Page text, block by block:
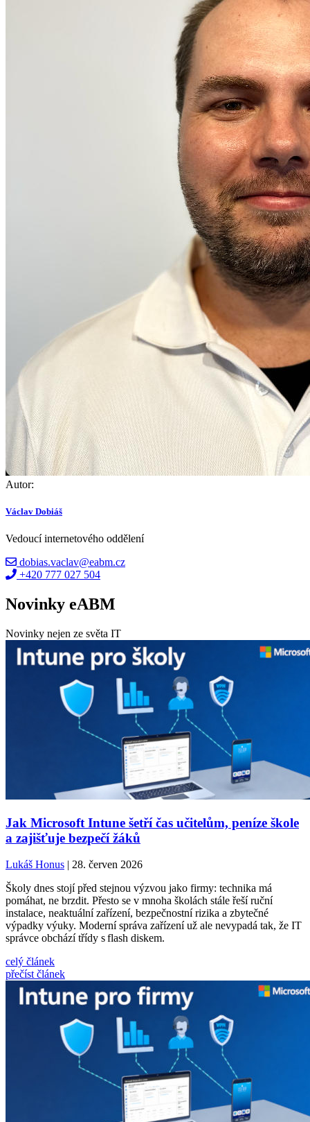
Autor:
Václav Dobiáš
Vedoucí internetového oddělení
dobias.vaclav@eabm.cz
+420 777 027 504
Novinky eABM
Novinky nejen ze světa IT
Jak Microsoft Intune šetří čas učitelům, peníze škole
a zajišťuje bezpečí žáků
Lukáš Honus | 28. červen 2026
Školy dnes stojí před stejnou výzvou jako firmy: technika má
pomáhat, ne brzdit. Přesto se v mnoha školách stále řeší ruční
instalace, neaktuální zařízení, bezpečnostní rizika a zbytečné
výpadky výuky. Moderní správa zařízení už ale nevypadá tak, že IT
správce obchází třídy s flash diskem.
celý článek
přečíst článek